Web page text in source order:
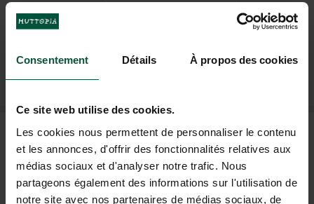
Consentement Détails À propos des cookies
Ce site web utilise des cookies.
Les cookies nous permettent de personnaliser le contenu
et les annonces, d'offrir des fonctionnalités relatives aux
médias sociaux et d'analyser notre trafic. Nous
partageons également des informations sur l'utilisation de
notre site avec nos partenaires de médias sociaux, de
SUSCRÍBASE A NUESTRO BOLETÍN
PREGUNTAS FRECUENTES
AYUDA Y CONTACTO